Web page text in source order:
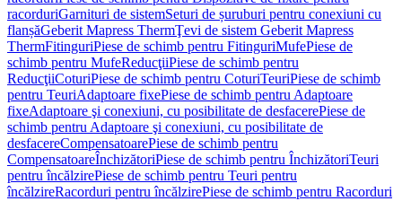
racorduriGarnituri de sistemSeturi de șuruburi pentru conexiuni cu
flanșăGeberit Mapress ThermŢevi de sistem Geberit Mapress
ThermFitinguriPiese de schimb pentru FitinguriMufePiese de
schimb pentru MufeReducţiiPiese de schimb pentru
ReducţiiCoturiPiese de schimb pentru CoturiTeuriPiese de schimb
pentru TeuriAdaptoare fixePiese de schimb pentru Adaptoare
fixeAdaptoare şi conexiuni, cu posibilitate de desfacerePiese de
schimb pentru Adaptoare şi conexiuni, cu posibilitate de
desfacereCompensatoarePiese de schimb pentru
CompensatoareÎnchizătoriPiese de schimb pentru ÎnchizătoriTeuri
pentru încălzirePiese de schimb pentru Teuri pentru
încălzireRacorduri pentru încălzirePiese de schimb pentru Racorduri